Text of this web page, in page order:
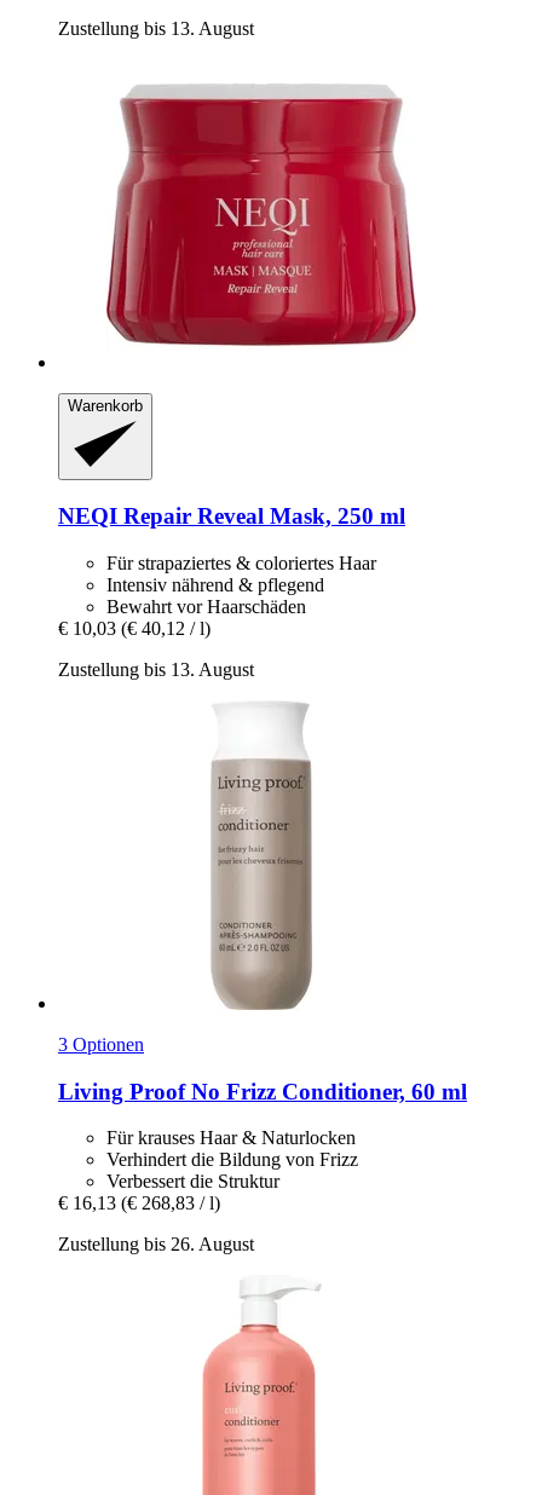
Zustellung bis 13. August
Warenkorb
NEQI Repair Reveal Mask, 250 ml
Für strapaziertes & coloriertes Haar
Intensiv nährend & pflegend
Bewahrt vor Haarschäden
€ 10,03 (€ 40,12 / l)
Zustellung bis 13. August
3 Optionen
Living ProofNo Frizz Conditioner, 60 ml
Für krauses Haar & Naturlocken
Verhindert die Bildung von Frizz
Verbessert die Struktur
€ 16,13 (€ 268,83 / l)
Zustellung bis 26. August